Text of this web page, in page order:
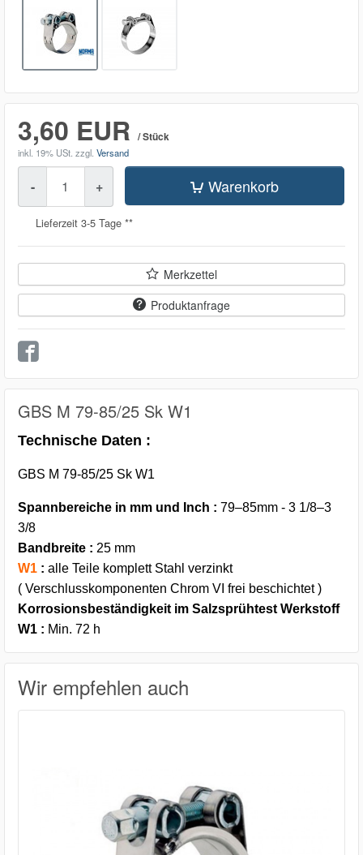
3,60 EUR / Stück
inkl. 19% USt. zzgl. Versand
- + Warenkorb
Lieferzeit 3-5 Tage **
Merkzettel
Produktanfrage
GBS M 79-85/25 Sk W1
Technische Daten :
GBS M 79-85/25 Sk W1
Spannbereiche in mm und Inch : 79–85mm - 3 1/8–3
3/8
Bandbreite : 25 mm
W1 : alle Teile komplett Stahl verzinkt
( Verschlusskomponenten Chrom VI frei beschichtet )
Korrosionsbeständigkeit im Salzsprühtest Werkstoff
W1 : Min. 72 h
Wir empfehlen auch